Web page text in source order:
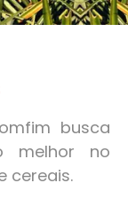
busca
melhor no
cereais.